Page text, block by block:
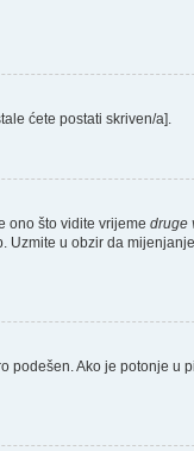
ćete postati skriven/a].
ono što vidite vrijeme druge
u obzir da
Ako je potonje u